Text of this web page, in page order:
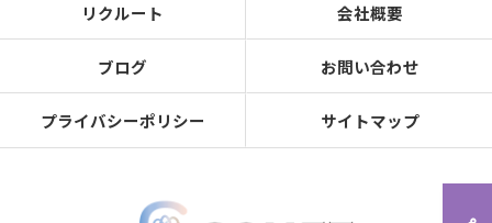
リクルート 会社概要
ブログ お問い合わせ
プライバシーポリシー サイトマップ